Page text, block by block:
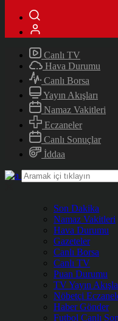
Canlı TV
Hava Durumu
Canlı Borsa
Yayın Akışları
Namaz Vakitleri
Eczaneler
Canlı Sonuçlar
İddaa
Son Dakika
Namaz Vakitleri
Hava Durumu
Gazeteler
Canlı Borsa
Canlı TV
Puan Durumu
TV Yayın
Nöbetçi
Haber Gönder
Futbol Canlı